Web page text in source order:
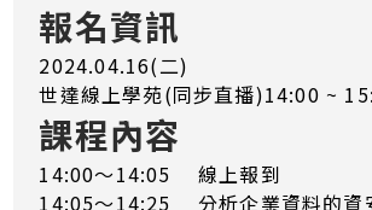
報名資訊
2024.04.16(二)
世達線上學苑(同步直播)14:00 ~
課程內容
14:00～14:05 線上報到
14:05～14:25 分析企業資料的資